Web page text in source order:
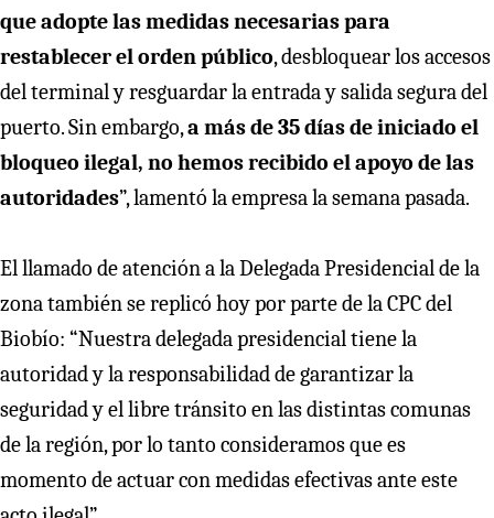
que adopte las medidas necesarias para
restablecer el orden público, desbloquear los accesos
del terminal y resguardar la entrada y salida segura del
puerto. Sin embargo,a más de 35 días de iniciado el
bloqueo ilegal, no hemos recibido el apoyo de las
autoridades”, lamentó la empresa la semana pasada.
El llamado de atención a la Delegada Presidencial de la
zona también se replicó hoy por parte de la CPC del
Biobío: “Nuestra delegada presidencial tiene la
autoridad y la responsabilidad de garantizar la
seguridad y el libre tránsito en las distintas comunas
de la región, por lo tanto consideramos que es
momento de actuar con medidas efectivas ante este